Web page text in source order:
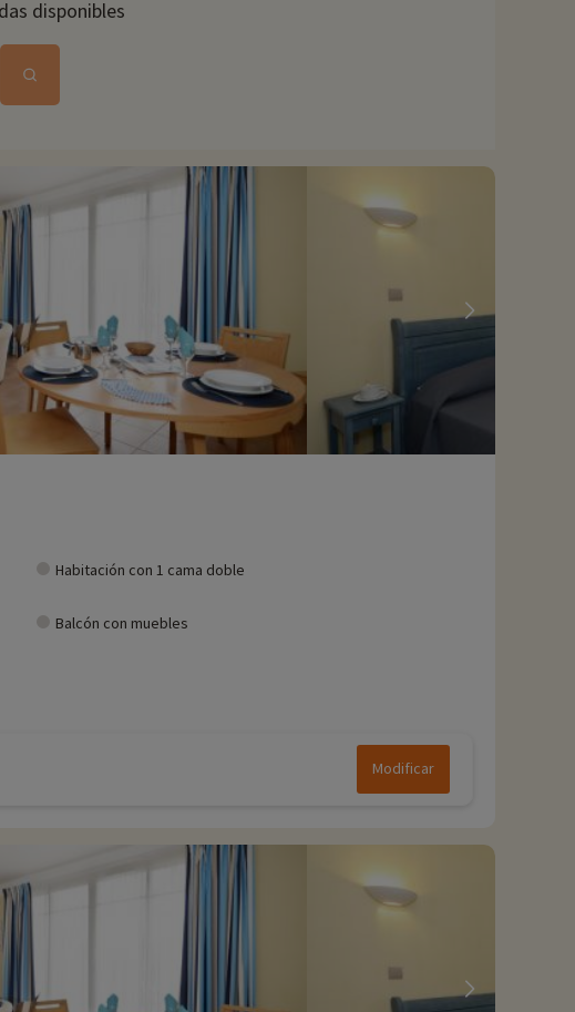
espectacular que ofrece impresionantes vistas sobre la cuenca de
ideal para practicar senderismo, bicicleta de montaña y otras
locales.
disponibles
Habitación con 1 cama doble
Balcón con muebles
Modificar